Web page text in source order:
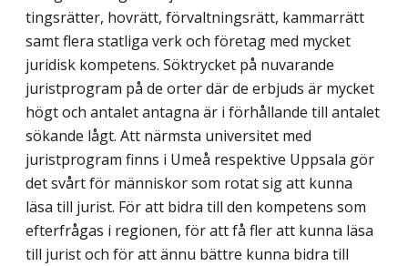
tingsrätter, hovrätt, förvaltningsrätt, kammarrätt
samt flera statliga verk och företag med mycket
juridisk kompetens. Söktrycket på nuvarande
juristprogram på de orter där de erbjuds är mycket
högt och antalet antagna är i förhållande till antalet
sökande lågt. Att närmsta universitet med
juristprogram finns i Umeå respektive Uppsala gör
det svårt för människor som rotat sig att kunna
läsa till jurist. För att bidra till den kompetens som
efterfrågas i regionen, för att få fler att kunna läsa
till jurist och för att ännu bättre kunna bidra till